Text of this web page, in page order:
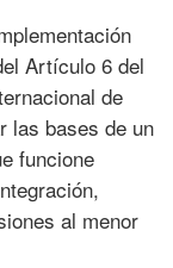
Artículo 6 del
de
las bases de un
funcione
al menor